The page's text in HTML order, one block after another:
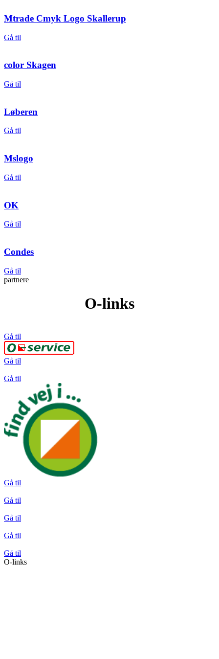
Mtrade Cmyk Logo Skallerup
Gå til
color Skagen
Gå til
Løberen
Gå til
Mslogo
Gå til
OK
Gå til
Condes
Gå til
partnere
O-links
Gå til
Gå til
Gå til
Gå til
Gå til
Gå til
Gå til
Gå til
O-links